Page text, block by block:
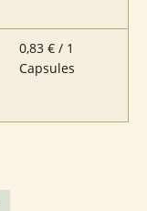
0,83 € / 1
Capsules